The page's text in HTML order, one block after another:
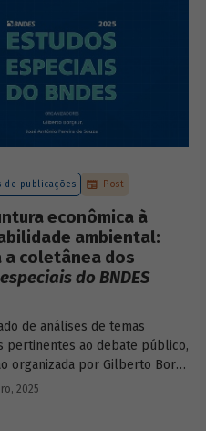
de publicações Post
econômica à
ambiental:
a coletânea dos
do BNDES
de análises de temas
pertinentes ao debate público,
organizada por Gilberto Borça
Pereira de Souza,
2025